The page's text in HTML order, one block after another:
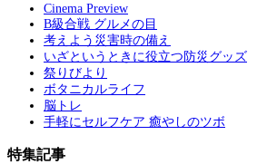
Cinema Preview
B級合戦 グルメの目
考えよう災害時の備え
いざというときに役立つ防災グッズ
祭りびより
ボタニカルライフ
脳トレ
手軽にセルフケア 癒やしのツボ
特集記事